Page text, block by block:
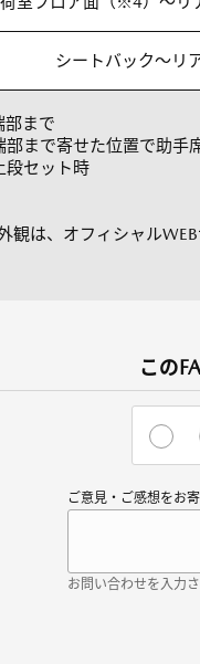
シートバック～リ
まで
まで寄せた位置で助手
セット時
観は、オフィシャル
この
ご意見・ご感想をお
お問い合わせを入力